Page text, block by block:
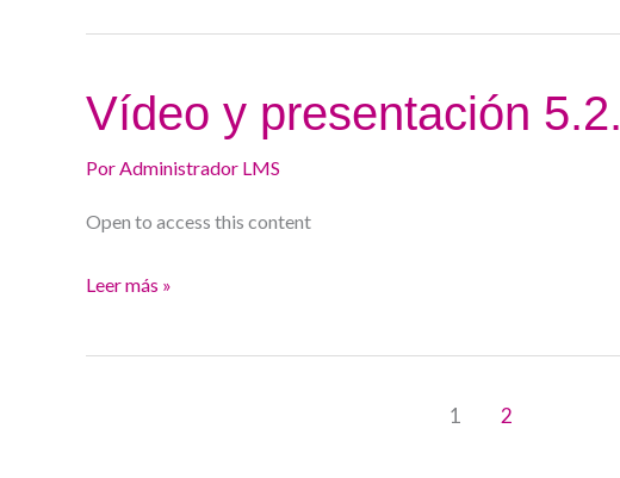
Vídeo y presentación 5.2.
PorAdministrador LMS
Open to access this content
Vídeo
presentación
Leer más »
1 2